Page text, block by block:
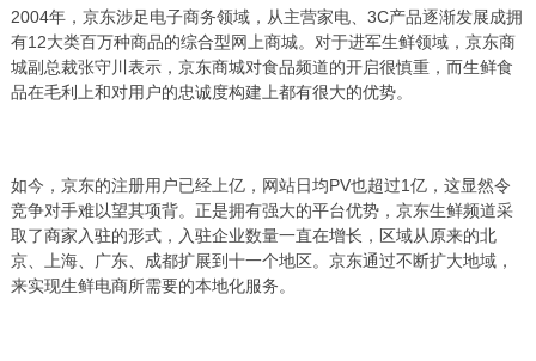
2004年，京东涉足电子商务领域，从主营家电、3C产品逐渐发展成拥
有12大类百万种商品的综合型网上商城。对于进军生鲜领域，京东商
城副总裁张守川表示，京东商城对食品频道的开启很慎重，而生鲜食
品在毛利上和对用户的忠诚度构建上都有很大的优势。
如今，京东的注册用户已经上亿，网站日均PV也超过1亿，这显然令
竞争对手难以望其项背。正是拥有强大的平台优势，京东生鲜频道采
取了商家入驻的形式，入驻企业数量一直在增长，区域从原来的北
京、上海、广东、成都扩展到十一个地区。京东通过不断扩大地域，
来实现生鲜电商所需要的本地化服务。